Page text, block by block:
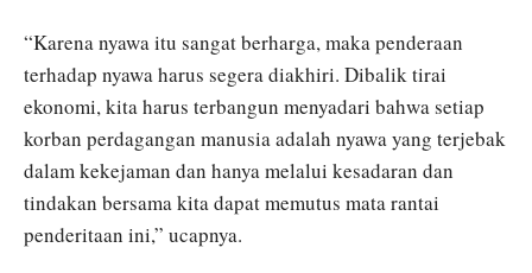
“Karena nyawa itu sangat berharga, maka penderaan
terhadap nyawa harus segera diakhiri. Dibalik tirai
ekonomi, kita harus terbangun menyadari bahwa setiap
korban perdagangan manusia adalah nyawa yang terjebak
dalam kekejaman dan hanya melalui kesadaran dan
tindakan bersama kita dapat memutus mata rantai
penderitaan ini,” ucapnya.